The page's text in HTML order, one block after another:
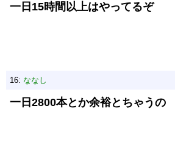
一日15時間以上はやってるぞ
16: ななし
一日2800本とか余裕とちゃうの